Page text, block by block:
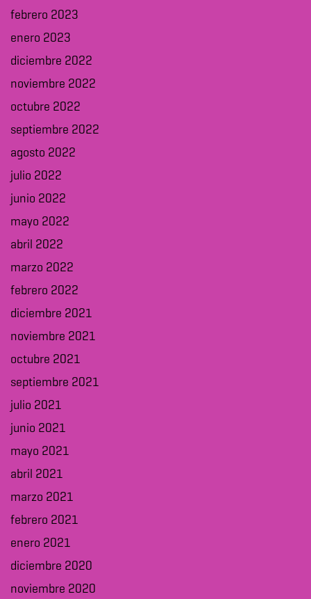
febrero 2023
enero 2023
diciembre 2022
noviembre 2022
octubre 2022
septiembre 2022
agosto 2022
julio 2022
junio 2022
mayo 2022
abril 2022
marzo 2022
febrero 2022
diciembre 2021
noviembre 2021
octubre 2021
septiembre 2021
julio 2021
junio 2021
mayo 2021
abril 2021
marzo 2021
febrero 2021
enero 2021
diciembre 2020
noviembre 2020